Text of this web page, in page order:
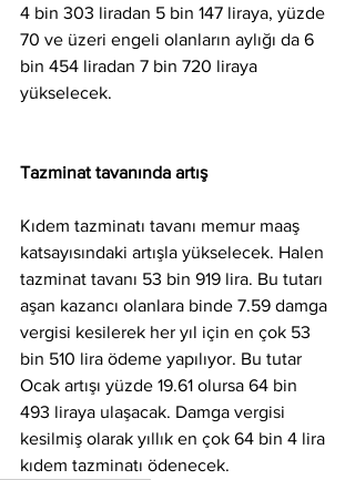
4 bin 303 liradan 5 bin 147 liraya, yüzde
70 ve üzeri engeli olanların aylığı da 6
bin 454 liradan 7 bin 720 liraya
yükselecek.
Tazminat tavanında artış
Kıdem tazminatı tavanı memur maaş
katsayısındaki artışla yükselecek. Halen
tazminat tavanı 53 bin 919 lira. Bu tutarı
aşan kazancı olanlara binde 7.59 damga
vergisi kesilerek her yıl için en çok 53
bin 510 lira ödeme yapılıyor. Bu tutar
Ocak artışı yüzde 19.61 olursa 64 bin
493 liraya ulaşacak. Damga vergisi
kesilmiş olarak yıllık en çok 64 bin 4 lira
kıdem tazminatı ödenecek.